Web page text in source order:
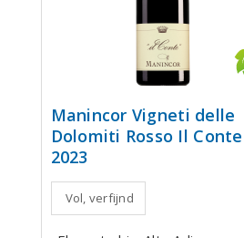
Manincor Vigneti delle
Dolomiti Rosso Il Conte
2023
Vol, verfijnd